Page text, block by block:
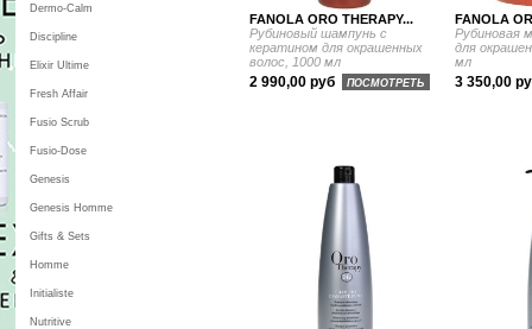
FANOLA ORO THERAPY...
Рубиновый шампунь с
кератином для окрашенных
волос, 1000 мл
2 990,00 руб ПОСМОТРЕТЬ
FANOLA
Рубиновая
для
мл
3 350,00
Dermo-Calm
Discipline
Elixir Ultime
Fresh Affair
Fusio Scrub
Fusio-Dose
Genesis
Genesis Homme
Gifts & Sets
Homme
Initialiste
Nutritive